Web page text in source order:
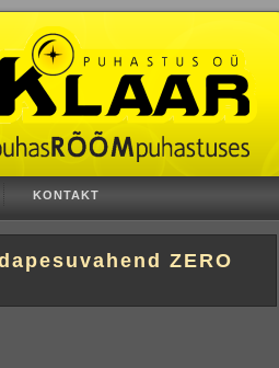
KONTAKT
ZERO